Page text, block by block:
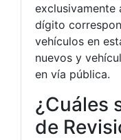
exclusivamente
dígito
vehículos en
nuevos y
en vía pública.
¿Cuáles
de